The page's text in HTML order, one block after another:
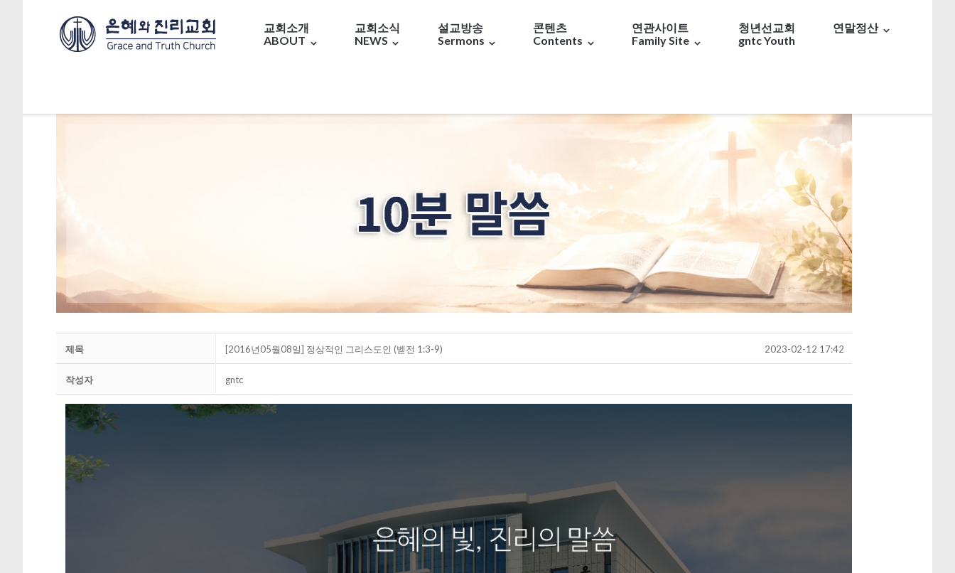
교회소개
ABOUT
교회소식
NEWS
설교방송
Sermons
콘텐츠
Contents
연관사이트
Family Site
청년선교회
gntc Youth
연말정산
제목 [2016년05월08일] 정상적인 그리스도인 (벧전 1:3-9) 2023-02-12 17:42
작성자 gntc